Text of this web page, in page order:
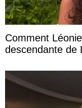
Comment
descendante de